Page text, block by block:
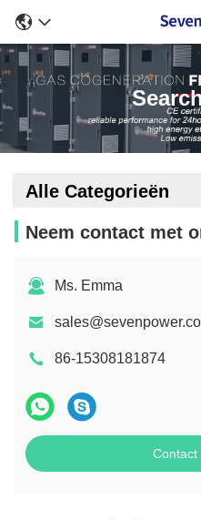
Alle Categorieën
Neem contact met
Ms. Emma
86-15308181874
Contact